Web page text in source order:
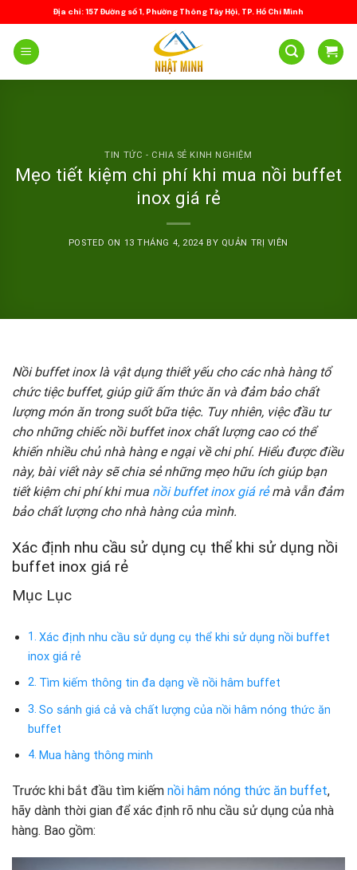
to
content
Địa chỉ: 157 Đường số 1, Phường Thông Tây Hội, TP. Hồ Chí Minh
TIN TỨC - CHIA SẺ KINH NGHIỆM
Mẹo tiết kiệm chi phí khi mua nồi buffet
inox giá rẻ
POSTED ON 13 THÁNG 4, 2024 BY QUẢN TRỊ VIÊN
Nồi buffet inox là vật dụng thiết yếu cho các nhà hàng tổ
chức tiệc buffet, giúp giữ ấm thức ăn và đảm bảo chất
lượng món ăn trong suốt bữa tiệc. Tuy nhiên, việc đầu tư
cho những chiếc nồi buffet inox chất lượng cao có thể
khiến nhiều chủ nhà hàng e ngại về chi phí. Hiểu được điều
này, bài viết này sẽ chia sẻ những mẹo hữu ích giúp bạn
tiết kiệm chi phí khi mua nồi buffet inox giá rẻmà vẫn đảm
bảo chất lượng cho nhà hàng của mình.
Xác định nhu cầu sử dụng cụ thể khi sử dụng nồi
buffet inox giá rẻ
Mục Lục
Xác định nhu cầu sử dụng cụ thể khi sử dụng nồi buffet
inox giá rẻ
Tìm kiếm thông tin đa dạng về nồi hâm buffet
So sánh giá cả và chất lượng của nồi hâm nóng thức ăn
buffet
Mua hàng thông minh
Trước khi bắt đầu tìm kiếm nồi hâm nóng thức ăn buffet,
hãy dành thời gian để xác định rõ nhu cầu sử dụng của nhà
hàng. Bao gồm: